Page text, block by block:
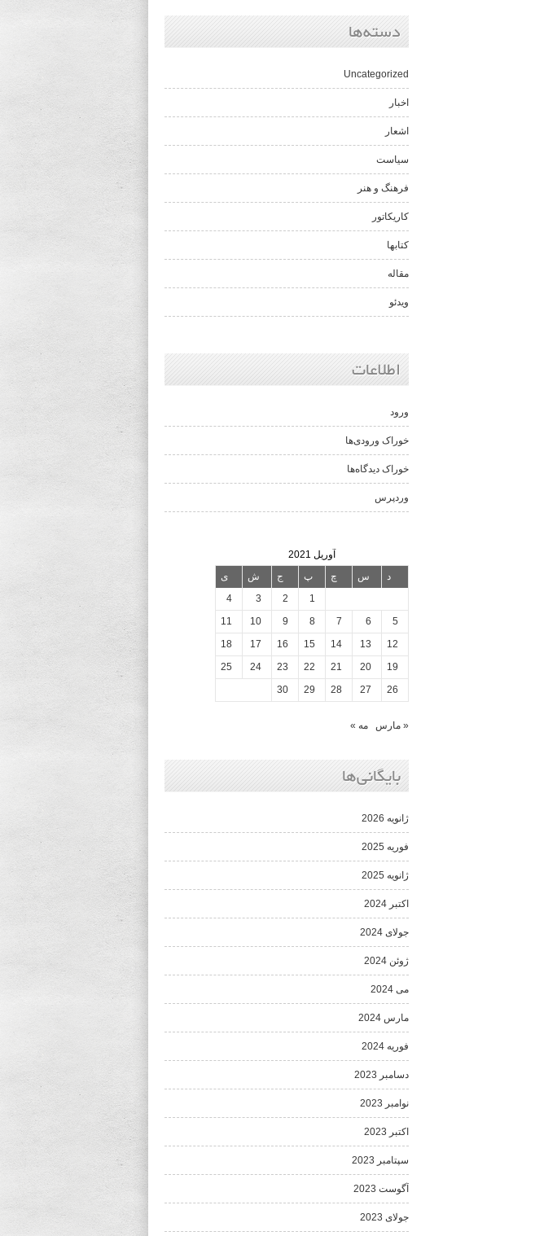
دسته‌ها
Uncategorized
اخبار
اشعار
سیاست
فرهنگ و هنر
کاریکاتور
کتابها
مقاله
ویدئو
اطلاعات
ورود
خوراک ورودی‌ها
خوراک دیدگاه‌ها
وردپرس
آوریل 2021
د
س چ پ ج ش
ی
1
2
3
4
5
6
7
8
9
10
11
12
13
14
15
16
17
18
19
20
21
22
23
24
25
26
27
28
29
30
« مارس مه »
بایگانی‌ها
ژانویه 2026
فوریه 2025
ژانویه 2025
اکتبر 2024
جولای 2024
ژوئن 2024
می 2024
مارس 2024
فوریه 2024
دسامبر 2023
نوامبر 2023
اکتبر 2023
سپتامبر 2023
آگوست 2023
جولای 2023